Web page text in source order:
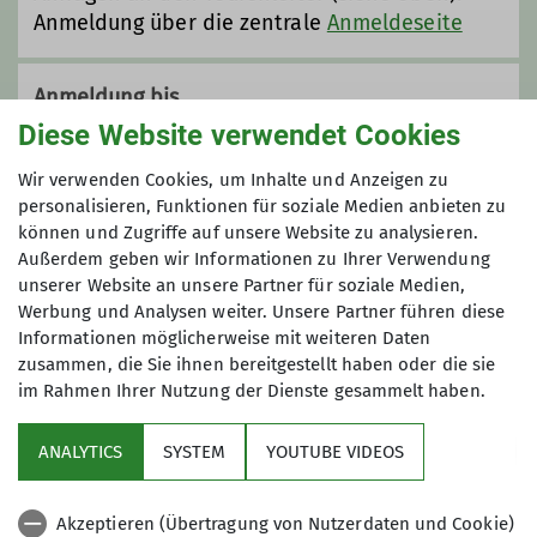
entdecken wir bei Halbtages- und
Berge in der Geschwindigkeit, die uns
die Kinder vorgeben.
Angebot an Familien mit Kindern
zwischen vier und elf Jahren, jüngere
oder ältere Geschwisterkinder sind
natürlich ebenfalls willkommen. Wir
unternehmen gemeinsam kleinere
Wanderungen, Lagerfeuerabende oder
bewegen uns auch mal mit dem
Fahrrad oder Kanu fort. Spiel, Spaß
Stelle!
Bei unseren mehrtägigen Ausflügen
Anmeldung über die zentrale Anmeldeseite
Anmeldung bis
Maximale Teilnehmeranzahl
10
Sektion
Programm
Diese Website verwendet Cookies
Wir verwenden Cookies, um Inhalte und Anzeigen zu
personalisieren, Funktionen für soziale Medien anbieten zu
können und Zugriffe auf unsere Website zu analysieren.
Außerdem geben wir Informationen zu Ihrer Verwendung
unserer Website an unsere Partner für soziale Medien,
Werbung und Analysen weiter. Unsere Partner führen diese
Informationen möglicherweise mit weiteren Daten
zusammen, die Sie ihnen bereitgestellt haben oder die sie
im Rahmen Ihrer Nutzung der Dienste gesammelt haben.
ANALYTICS SYSTEM YOUTUBE VIDEOS
Akzeptieren (Übertragung von Nutzerdaten und Cookie)